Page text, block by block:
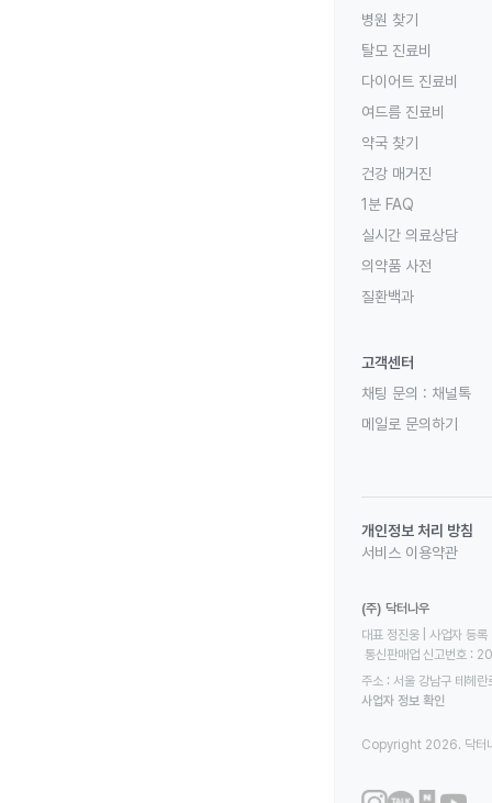
병원 찾기
탈모 진료비
다이어트 진료비
여드름 진료비
약국 찾기
건강 매거진
1분 FAQ
실시간 의료상담
의약품 사전
질환백과
고객센터
채팅 문의 : 채널톡
메일로 문의하기
개인정보 처리 방침
서비스 이용약관
(주) 닥터나우
대표 정진웅 | 사업자
통신판매업 신고번호
주소 : 서울 강남구 테헤
사업자 정보 확인
Copyright 2026. 닥터